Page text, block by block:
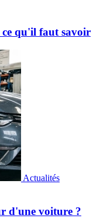
ce qu'il faut savoir
Actualités
d'une voiture ?